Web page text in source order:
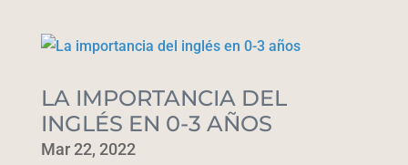
LA IMPORTANCIA DEL
INGLÉS EN 0-3 AÑOS
Mar 22, 2022